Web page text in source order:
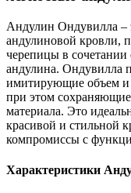
Андулин Ондувилла –
андулиновой кровли,
черепицы в сочетании
андулина. Ондувилла
имитирующие объем и
при этом
материала. Это
красивой и стильной
компромиссы с
Характеристики